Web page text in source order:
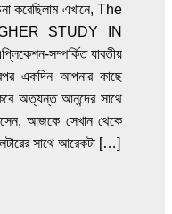
করেছিলাম এখানে, The
STUDY IN
সম্পর্কিত যাবতীয়
একদিন আপনার কাছে
অত্যন্ত আনন্দের সাথে
আজকে সেখান থেকে
সাথে আরেকটা […]